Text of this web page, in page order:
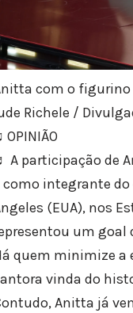
com o figurino
Richele /
OPINIÃO
A participação de
como integrante do
(EUA), nos
um
quem minimize a
vinda do
Anitta já